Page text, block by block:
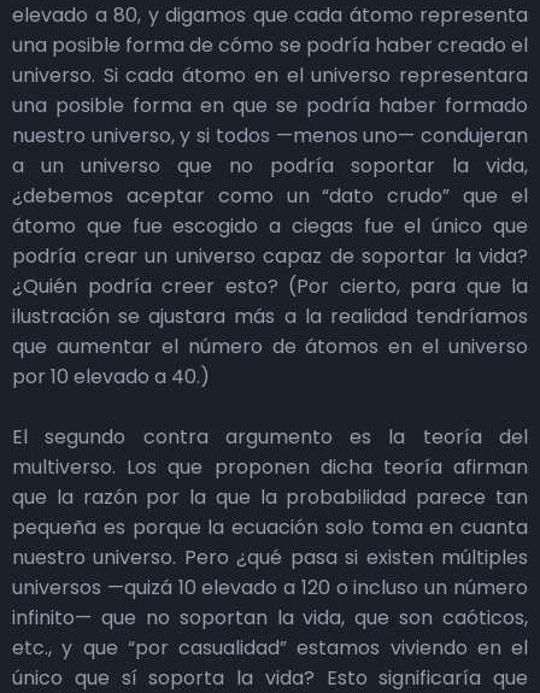
elevado a 80, y digamos que cada átomo representa
una posible forma de cómo se podría haber creado el
universo. Si cada átomo en el universo representara
una posible forma en que se podría haber formado
nuestro universo, y si todos —menos uno— condujeran
a un universo que no podría soportar la vida,
¿debemos aceptar como un “dato crudo” que el
átomo que fue escogido a ciegas fue el único que
podría crear un universo capaz de soportar la vida?
¿Quién podría creer esto? (Por cierto, para que la
ilustración se ajustara más a la realidad tendríamos
que aumentar el número de átomos en el universo
por 10 elevado a 40.)
El segundo contra argumento es la teoría del
multiverso. Los que proponen dicha teoría afirman
que la razón por la que la probabilidad parece tan
pequeña es porque la ecuación solo toma en cuanta
nuestro universo. Pero ¿qué pasa si existen múltiples
universos —quizá 10 elevado a 120 o incluso un número
infinito— que no soportan la vida, que son caóticos,
etc., y que “por casualidad” estamos viviendo en el
único que sí soporta la vida? Esto significaría que